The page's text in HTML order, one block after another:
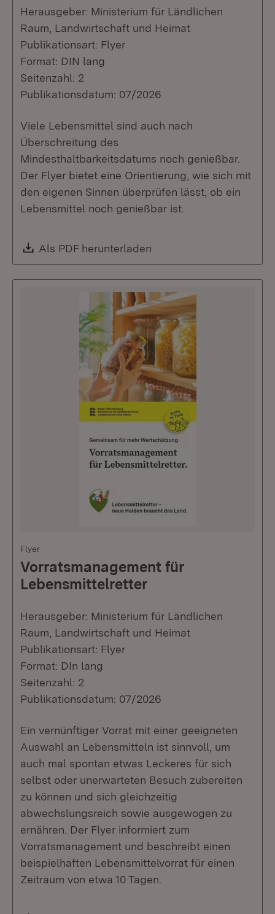
Herausgeber: Ministerium für Ländlichen
Raum, Landwirtschaft und Heimat
Publikationsart: Flyer
Format: DIN lang
Seitenzahl: 2
Publikationsdatum: 07/2026
Viele Lebensmittel sind auch nach
Überschreitung des
Mindesthaltbarkeitsdatums noch genießbar.
Der Flyer bietet eine Orientierung, wie sich mit
den eigenen Sinnen überprüfen lässt, ob ein
Lebensmittel noch genießbar ist.
Download:
Als PDF herunterladen
Flyer
Vorratsmanagement für
Lebensmittelretter
Herausgeber: Ministerium für Ländlichen
Raum, Landwirtschaft und Heimat
Publikationsart: Flyer
Format: DIn lang
Seitenzahl: 2
Publikationsdatum: 07/2026
Ein vernünftiger Vorrat mit einer geeigneten
Auswahl an Lebensmitteln ist sinnvoll, um
auch mal spontan etwas Leckeres für sich
selbst oder unerwarteten Besuch zubereiten
zu können und sich gleichzeitig
abwechslungsreich sowie ausgewogen zu
ernähren. Der Flyer informiert zum
Vorratsmanagement und beschreibt einen
beispielhaften Lebensmittelvorrat für einen
Zeitraum von etwa 10 Tagen.